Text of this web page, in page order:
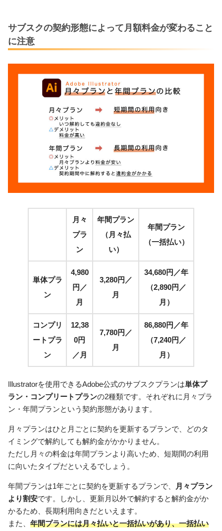
サブスクの契約形態によって月額料金が変わること
に注意
月々
プラ
ン
年間プラン
（月々払
い）
年間プラン
（一括払い）
単体プラ
ン
4,980
円／
月
3,280円／
月
34,680円／年
（2,890円／
月）
コンプリ
ートプラ
ン
12,38
0円
／月
7,780円／
月
86,880円／年
（7,240円／
月）
Illustratorを使用できるAdobe公式のサブスクプランは単体プ
ラン・コンプリートプランの2種類です。それぞれに月々プラ
ン・年間プランという契約形態があります。
月々プランはひと月ごとに契約を更新するプランで、どのタ
イミングで解約しても解約金がかかりません。
ただし月々の料金は年間プランより高いため、短期間の利用
に向いたタイプだといえるでしょう。
年間プランは1年ごとに契約を更新するプランで、
月々プラン
より割安です。しかし、更新月以外で解約すると解約金がか
かるため、長期利用向きだといえます。
また、 年間プランには月々払いと一括払いがあり、一括払い